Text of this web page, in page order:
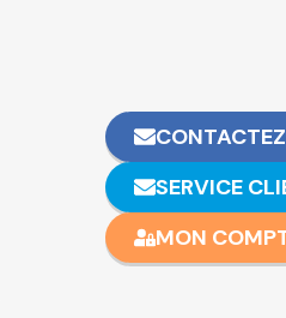
SERVICE
MON